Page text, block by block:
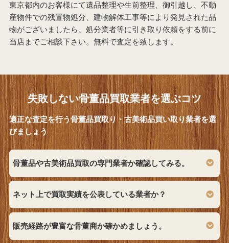
東京都内のお客様にて遺品整理や生前整理、御引越し、不動
産物件での残置物処分、建物解体工事等により発見された品
物がございましたら、処分業者等に引き取り依頼をする前に
当店までご相談下さい。無料で査定を致します。
失敗しない骨董品買取業者を選ぶコツ
適正な査定を行う骨董品買取り・古美術品買い取り業者を選
びましょう
骨董品や古美術品買取の専門業者か確認してみる。
ネット上で買取実績を公表している業者か？
販売経路が豊富な骨董商か確かめましょう。